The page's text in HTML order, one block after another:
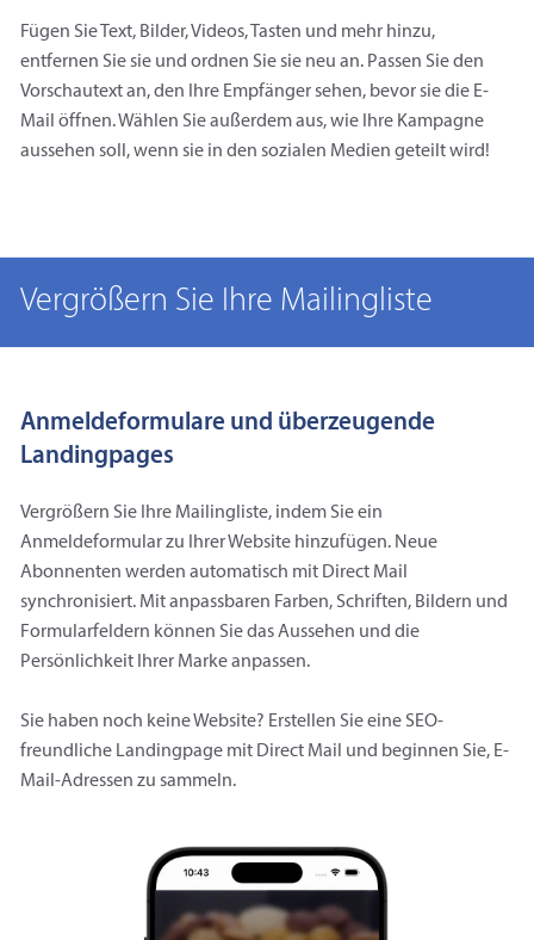
Fügen Sie Text, Bilder, Videos, Tasten und mehr hinzu,
entfernen Sie sie und ordnen Sie sie neu an. Passen Sie den
Vorschautext an, den Ihre Empfänger sehen, bevor sie die E-
Mail öffnen. Wählen Sie außerdem aus, wie Ihre Kampagne
aussehen soll, wenn sie in den sozialen Medien geteilt wird!
Vergrößern Sie Ihre Mailingliste
Anmeldeformulare und überzeugende
Landingpages
Vergrößern Sie Ihre Mailingliste, indem Sie ein
Anmeldeformular zu Ihrer Website hinzufügen. Neue
Abonnenten werden automatisch mit Direct Mail
synchronisiert. Mit anpassbaren Farben, Schriften, Bildern und
Formularfeldern können Sie das Aussehen und die
Persönlichkeit Ihrer Marke anpassen.
Sie haben noch keine Website? Erstellen Sie eine SEO-
freundliche Landingpage mit Direct Mail und beginnen Sie, E-
Mail-Adressen zu sammeln.